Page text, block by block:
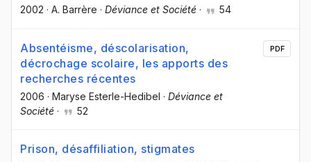
2002 · A. Barrère · Déviance et Société · 54
Absentéisme, déscolarisation,
décrochage scolaire, les apports des
recherches récentes
2006 · Maryse Esterle-Hedibel · Déviance et
Société · 52
PDF
Prison, désaffiliation, stigmates